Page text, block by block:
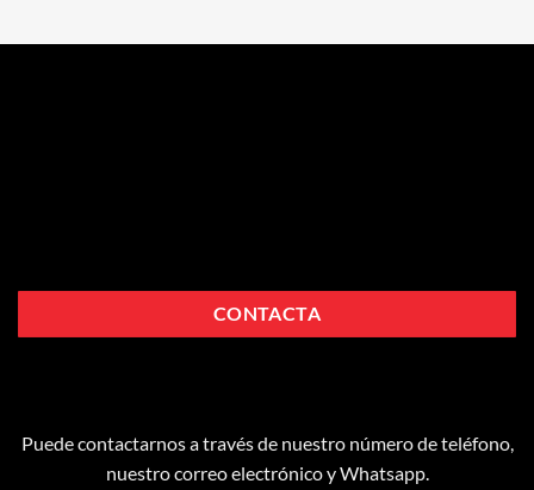
CONTACTA
Puede contactarnos a través de nuestro número de teléfono,
nuestro correo electrónico y Whatsapp.